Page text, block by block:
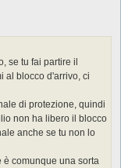
se tu fai partire il
al blocco d'arrivo, ci
di protezione, quindi
non ha libero il blocco
anche se tu non lo
comunque una sorta